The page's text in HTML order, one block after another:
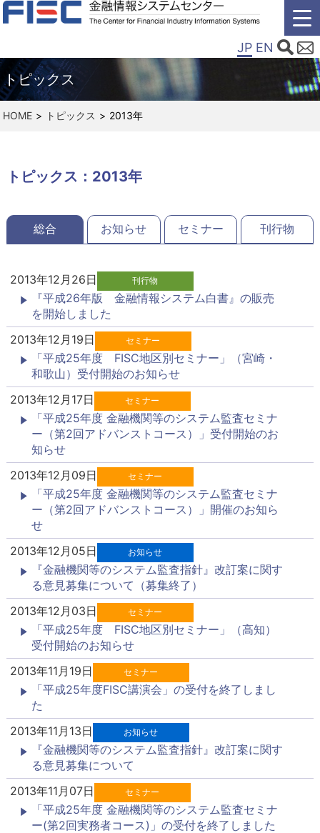
JP EN
トピックス
HOME トピックス 2013年
トピックス：2013年
総合 お知らせ セミナー 刊行物
2013年12月26日 刊行物
『平成26年版 金融情報システム白書』の販売
を開始しました
2013年12月19日
セミナー
「平成25年度 FISC地区別セミナー」（宮崎・
和歌山）受付開始のお知らせ
2013年12月17日
セミナー
「平成25年度 金融機関等のシステム監査セミナ
ー（第2回アドバンストコース）」受付開始のお
知らせ
2013年12月09日
セミナー
「平成25年度 金融機関等のシステム監査セミナ
ー（第2回アドバンストコース）」開催のお知ら
せ
2013年12月05日
お知らせ
『金融機関等のシステム監査指針』改訂案に関す
る意見募集について（募集終了）
2013年12月03日
セミナー
「平成25年度 FISC地区別セミナー」（高知）
受付開始のお知らせ
2013年11月19日
セミナー
「平成25年度FISC講演会」の受付を終了しまし
た
2013年11月13日
お知らせ
『金融機関等のシステム監査指針』改訂案に関す
る意見募集について
2013年11月07日
セミナー
「平成25年度 金融機関等のシステム監査セミナ
ー(第2回実務者コース)」の受付を終了しました